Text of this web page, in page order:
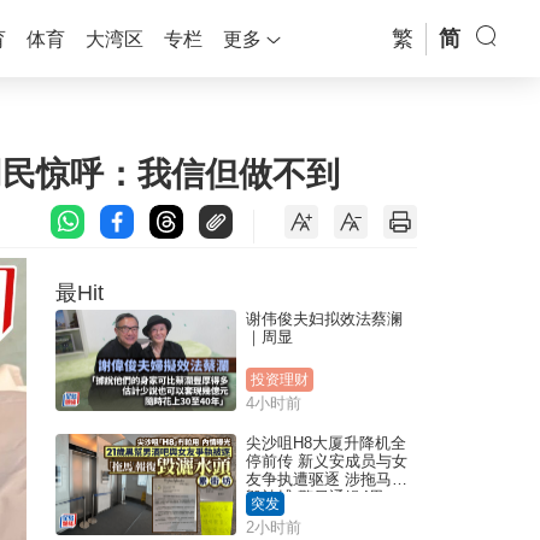
体育 大湾区 专栏 更多 繁 简
惊呼：我信但做不到
最Hit
谢伟俊夫妇拟效法蔡澜
｜周显
投资理财
4小时前
尖沙咀H8大厦升降机全
停前传 新义安成员与女
友争执遭驱逐 涉拖马刑
毁被捕 警另通缉4男
突发
2小时前